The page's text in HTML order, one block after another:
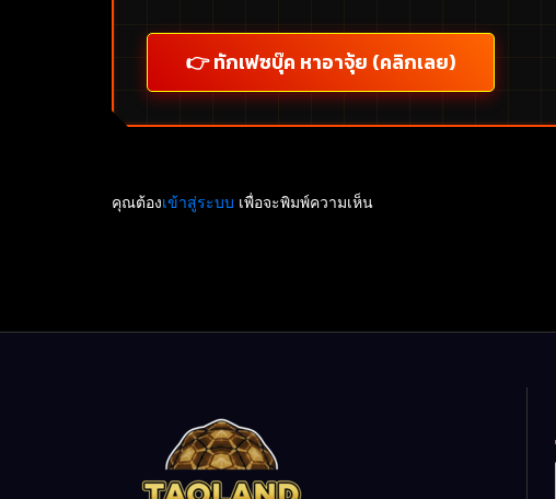
👉 ทักเฟซบุ๊ค หาอาจุ้ย (คลิกเลย)
คุณต้องเข้าสู่ระบบ เพื่อจะพิมพ์ความเห็น